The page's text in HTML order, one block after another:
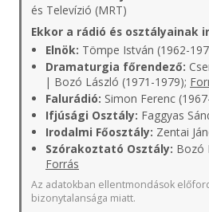
és Televízió (MRT)
Ekkor a rádió és osztályainak
Elnök: Tömpe István (1962-
Dramaturgia főrendező:
| Bozó László (1971-1979);
Falurádió: Simon Ferenc
Ifjúsági Osztály: Faggyas
Irodalmi Főosztály: Zentai
Szórakoztató Osztály: Bozó
Forrás
Az adatokban ellentmondások
bizonytalansága miatt.